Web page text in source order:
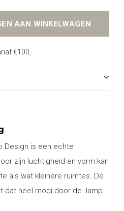
AAN WINKELWAGEN
€100,-
Design is een echte
zijn luchtigheid en vorm kan
als wat kleinere ruimtes. De
dat heel mooi door de lamp